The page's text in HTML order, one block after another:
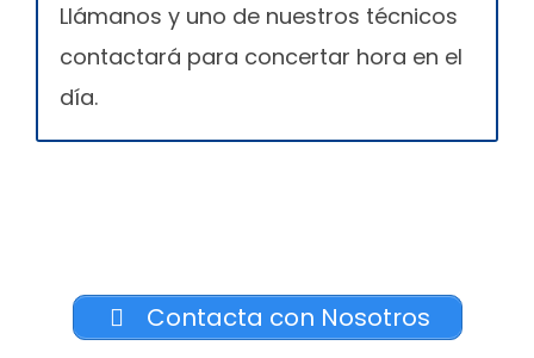
Llámanos y uno de nuestros técnicos
contactará para concertar hora en el
día.
Contacta con Nosotros